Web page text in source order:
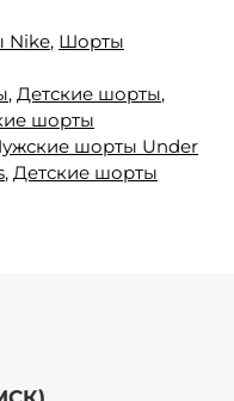
Nike, Шорты
, Детские шорты,
шорты
шорты Under
, Детские шорты